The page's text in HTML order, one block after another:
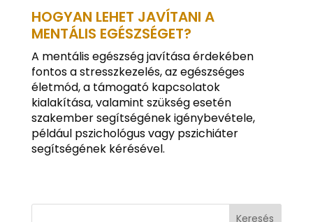
HOGYAN LEHET JAVÍTANI A
MENTÁLIS EGÉSZSÉGET?
A mentális egészség javítása érdekében
fontos a stresszkezelés, az egészséges
életmód, a támogató kapcsolatok
kialakítása, valamint szükség esetén
szakember segítségének igénybevétele,
például pszichológus vagy pszichiáter
segítségének kérésével.